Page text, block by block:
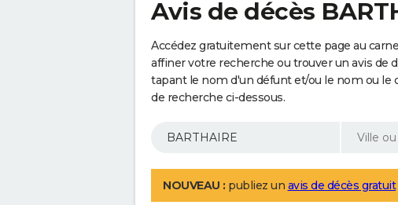
Avis de décès
Accédez gratuitement sur cette page au
affiner votre recherche ou trouver un avis de
tapant le nom d'un défunt et/ou le nom ou
de recherche ci-dessous.
NOUVEAU : publiez un avis de décès gratuit